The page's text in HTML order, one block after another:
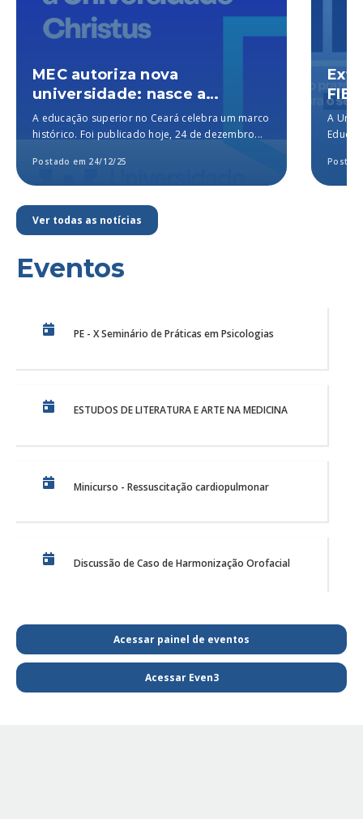
MEC autoriza nova
universidade: nasce a
Universidade Christus, a
melhor particular do Brasil,
A educação superior no Ceará celebra um marco
histórico. Foi publicado hoje, 24 de dezembro...
Postado em 24/12/25
FIES
A
Ver todas as notícias
Eventos
PE - X Seminário de Práticas em Psicologias
ESTUDOS DE LITERATURA E ARTE NA MEDICINA
Minicurso - Ressuscitação cardiopulmonar
Discussão de Caso de Harmonização Orofacial
PE Projeto de Reabilitação Funcional
Acessar painel de eventos
Acessar Even3